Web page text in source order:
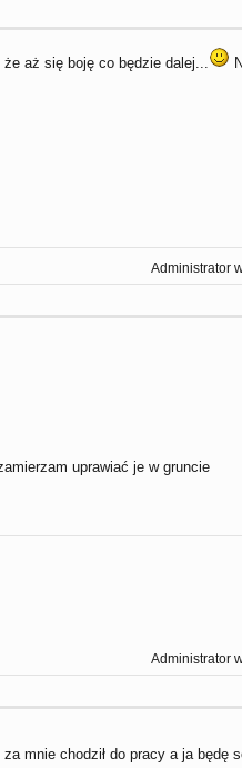
aż się boję co będzie dalej...
Administrator
uprawiać je w gruncie
Administrator
mnie chodził do pracy a ja będę